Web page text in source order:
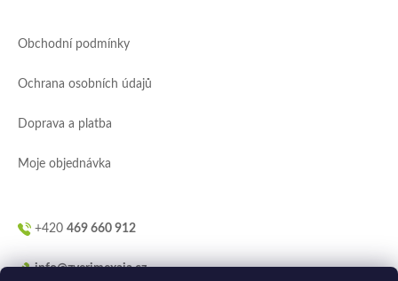
Obchodní podmínky
Ochrana osobních údajů
Doprava a platba
Moje objednávka
+420 469 660 912
info@zverimexaja.cz